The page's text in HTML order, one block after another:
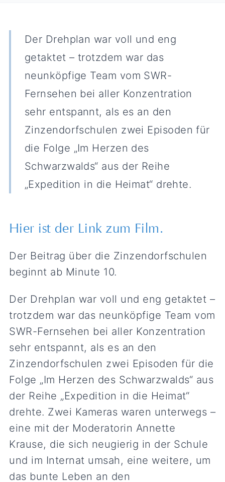
Der Drehplan war voll und eng
getaktet – trotzdem war das
neunköpfige Team vom SWR-
Fernsehen bei aller Konzentration
sehr entspannt, als es an den
Zinzendorfschulen zwei Episoden für
die Folge „Im Herzen des
Schwarzwalds“ aus der Reihe
„Expedition in die Heimat“ drehte.
Hier ist der Link zum Film.
Der Beitrag über die Zinzendorfschulen
beginnt ab Minute 10.
Der Drehplan war voll und eng getaktet –
trotzdem war das neunköpfige Team vom
SWR-Fernsehen bei aller Konzentration
sehr entspannt, als es an den
Zinzendorfschulen zwei Episoden für die
Folge „Im Herzen des Schwarzwalds“ aus
der Reihe „Expedition in die Heimat“
drehte. Zwei Kameras waren unterwegs –
eine mit der Moderatorin Annette
Krause, die sich neugierig in der Schule
und im Internat umsah, eine weitere, um
das bunte Leben an den